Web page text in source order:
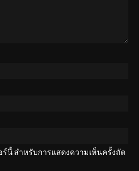
นี้ สำหรับการแสดงความเห็นครั้งถัด